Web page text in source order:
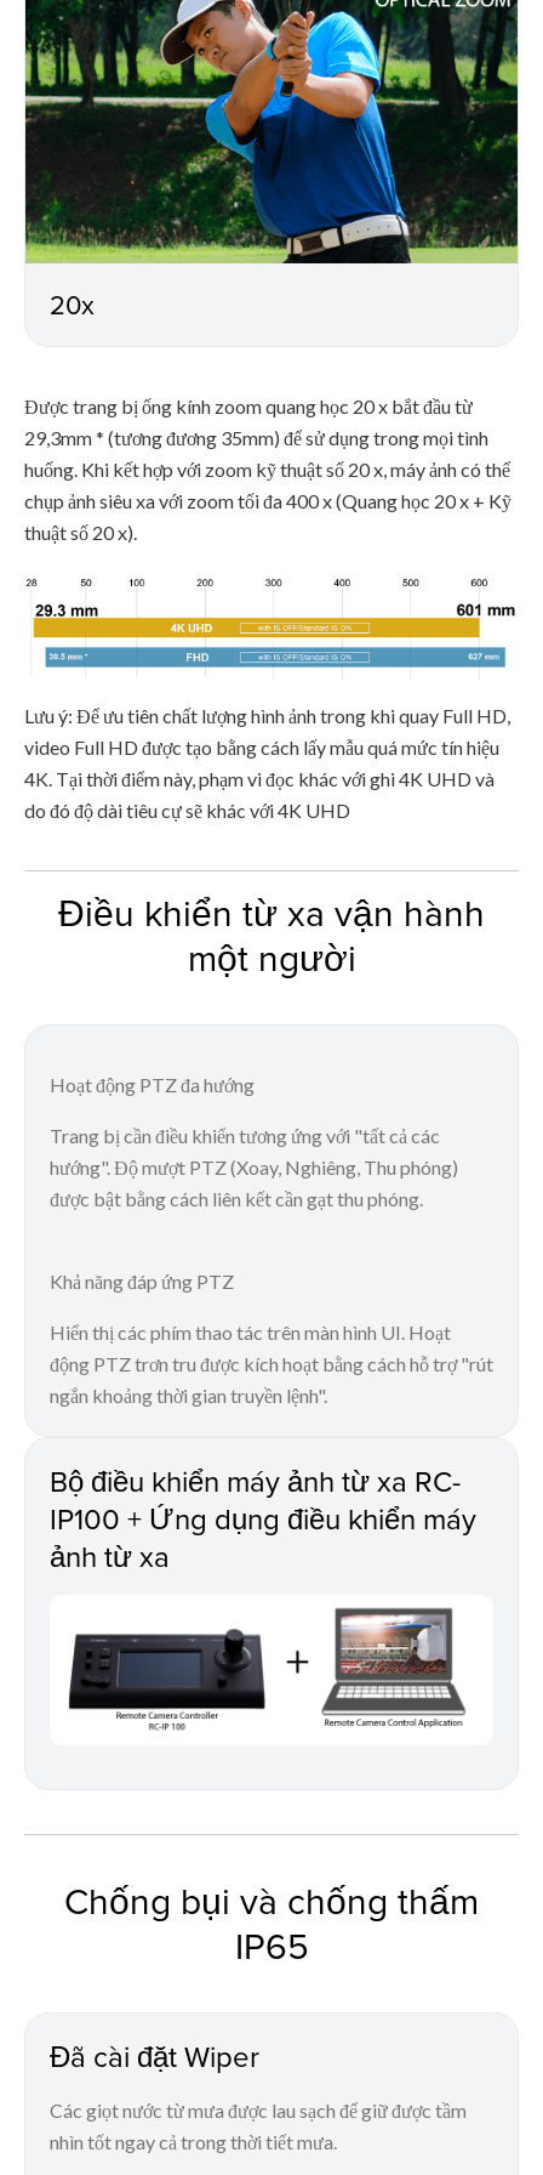
20x
Được trang bị ống kính zoom quang học 20 x bắt đầu từ
29,3mm * (tương đương 35mm) để sử dụng trong mọi tình
huống. Khi kết hợp với zoom kỹ thuật số 20 x, máy ảnh có thể
chụp ảnh siêu xa với zoom tối đa 400 x (Quang học 20 x + Kỹ
thuật số 20 x).
Lưu ý: Để ưu tiên chất lượng hình ảnh trong khi quay Full HD,
video Full HD được tạo bằng cách lấy mẫu quá mức tín hiệu
4K. Tại thời điểm này, phạm vi đọc khác với ghi 4K UHD và
do đó độ dài tiêu cự sẽ khác với 4K UHD
Điều khiển từ xa vận hành
một người
Hoạt động PTZ đa hướng
Trang bị cần điều khiển tương ứng với "tất cả các
hướng". Độ mượt PTZ (Xoay, Nghiêng, Thu phóng)
được bật bằng cách liên kết cần gạt thu phóng.
Khả năng đáp ứng PTZ
Hiển thị các phím thao tác trên màn hình UI. Hoạt
động PTZ trơn tru được kích hoạt bằng cách hỗ trợ "rút
ngắn khoảng thời gian truyền lệnh".
Bộ điều khiển máy ảnh từ xa RC-
IP100 + Ứng dụng điều khiển máy
ảnh từ xa
Chống bụi và chống thấm
IP65
Đã cài đặt Wiper
Các giọt nước từ mưa được lau sạch để giữ được tầm
nhìn tốt ngay cả trong thời tiết mưa.